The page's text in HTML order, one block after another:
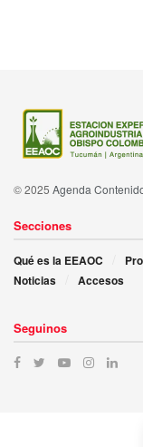
© 2025 Agenda
Secciones
Qué es la EEAOC
Noticias
Accesos
Seguinos